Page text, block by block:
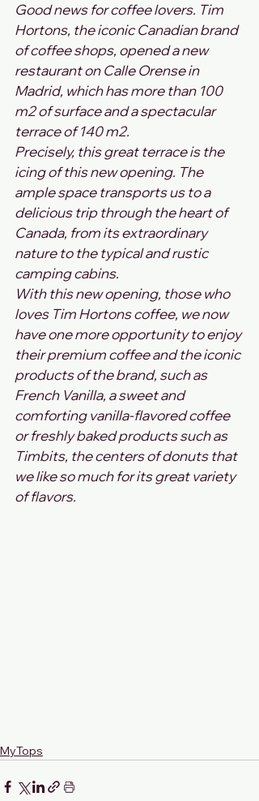
Good news for coffee lovers. Tim
Hortons, the iconic Canadian brand
of coffee shops, opened a new
restaurant on Calle Orense in
Madrid, which has more than 100
m2 of surface and a spectacular
terrace of 140 m2.
Precisely, this great terrace is the
icing of this new opening. The
ample space transports us to a
delicious trip through the heart of
Canada, from its extraordinary
nature to the typical and rustic
camping cabins.
With this new opening, those who
loves Tim Hortons coffee, we now
have one more opportunity to enjoy
their premium coffee and the iconic
products of the brand, such as
French Vanilla, a sweet and
comforting vanilla-flavored coffee
or freshly baked products such as
Timbits, the centers of donuts that
we like so much for its great variety
of flavors.
MyTops